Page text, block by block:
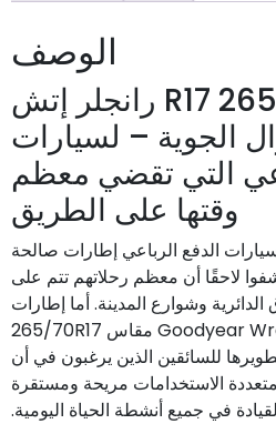
الوصف
إطار جوديير 265/70 R17 رانجلر إتش
الجوية – لسيارات
التي تقضي معظم
وقتها على الطريق
الدفع الرباعي إطارات صالحة
لاحقًا أن معظم رحلاتهم تتم على
وشوارع المدينة. أما إطارات
Goodyear Wrangler HP All Weather مقاس 265/70R17
للسائقين الذين يرغبون في أن
الاستخدامات مريحة ومستقرة
في جميع أنشطة الحياة اليومية.